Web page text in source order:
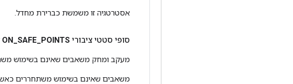
אסטרטגיה זו משמשת כברירת מחדל.
סופי סטטי ציבורי Eager ON SAFE POINTS
מעקב ומחק משאבים שאינם בשימוש